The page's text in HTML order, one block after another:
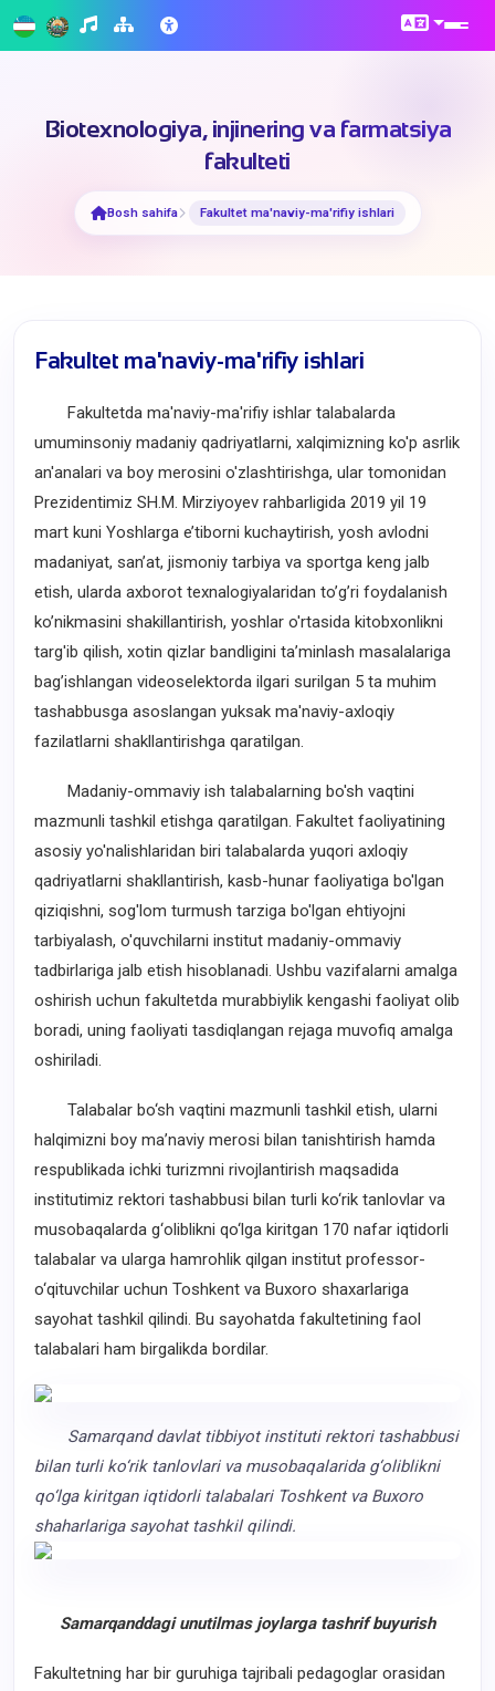
Biotexnologiya, injinering va farmatsiya
fakulteti
Bosh sahifa Fakultet ma'naviy-ma'rifiy ishlari
Fakultet ma'naviy-ma'rifiy ishlari
Fakultetda ma'naviy-ma'rifiy ishlar talabalarda
umuminsoniy madaniy qadriyatlarni, xalqimizning ko'p asrlik
an'analari va boy merosini o'zlashtirishga, ular tomonidan
Prezidentimiz SH.M. Mirziyoyev rahbarligida 2019 yil 19
mart kuni Yoshlarga e’tiborni kuchaytirish, yosh avlodni
madaniyat, san’at, jismoniy tarbiya va sportga keng jalb
etish, ularda axborot texnalogiyalaridan to’g’ri foydalanish
ko’nikmasini shakillantirish, yoshlar o'rtasida kitobxonlikni
targ'ib qilish, xotin qizlar bandligini ta’minlash masalalariga
bag’ishlangan videoselektorda ilgari surilgan 5 ta muhim
tashabbusga asoslangan yuksak ma'naviy-axloqiy
fazilatlarni shakllantirishga qaratilgan.
Madaniy-ommaviy ish talabalarning bo'sh vaqtini
mazmunli tashkil etishga qaratilgan. Fakultet faoliyatining
asosiy yo'nalishlaridan biri talabalarda yuqori axloqiy
qadriyatlarni shakllantirish, kasb-hunar faoliyatiga bo'lgan
qiziqishni, sog'lom turmush tarziga bo'lgan ehtiyojni
tarbiyalash, o'quvchilarni institut madaniy-ommaviy
tadbirlariga jalb etish hisoblanadi. Ushbu vazifalarni amalga
oshirish uchun fakultetda murabbiylik kengashi faoliyat olib
boradi, uning faoliyati tasdiqlangan rejaga muvofiq amalga
oshiriladi.
Talabalar bo‘sh vaqtini mazmunli tashkil etish, ularni
halqimizni boy ma’naviy merosi bilan tanishtirish hamda
respublikada ichki turizmni rivojlantirish maqsadida
institutimiz rektori tashabbusi bilan turli ko‘rik tanlovlar va
musobaqalarda g‘oliblikni qo‘lga kiritgan 170 nafar iqtidorli
talabalar va ularga hamrohlik qilgan institut professor-
o‘qituvchilar uchun Toshkent va Buxoro shaxarlariga
sayohat tashkil qilindi. Bu sayohatda fakultetining faol
talabalari ham birgalikda bordilar.
Samarqand davlat tibbiyot instituti rektori tashabbusi
bilan turli ko‘rik tanlovlari va musobaqalarida g‘oliblikni
qo‘lga kiritgan iqtidorli talabalari Toshkent va Buxoro
shaharlariga sayohat tashkil qilindi.
Samarqanddagi unutilmas joylarga tashrif buyurish
Fakultetning har bir guruhiga tajribali pedagoglar orasidan